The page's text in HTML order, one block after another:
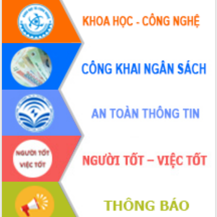
Tháo gỡ những vướng mắc, đẩy mạnh
công tác cải cách thủ tục hành chính
tại Trung tâm Phục vụ hành chính
công tỉnh
Đắk Lắk: Tôn vinh 46 giải pháp tại Hội
thi Sáng tạo Kỹ thuật 2024 - 2025
Đắk Lắk rà soát, điều chỉnh Đề án 190
về phát triển nuôi trồng thủy sản
Phó Chủ tịch UBND tỉnh Đắk Lắk
Trương Công Thái kiểm tra thực địa
Dự án cao tốc Khánh Hòa - Buôn Ma
Thuột
Định vị cà phê Việt Nam như một “di
sản sống” trong dòng chảy toàn cầu
Xây dựng nông thôn mới: Nâng cao đời
sống người dân từ những mô hình thiết
thực
Quyết liệt tháo gỡ vướng mắc, đẩy
nhanh tiến độ các dự án trọng điểm
trong Khu kinh tế Nam Phú Yên